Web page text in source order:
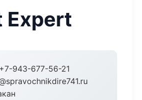
Expert
+7-943-677-56-21